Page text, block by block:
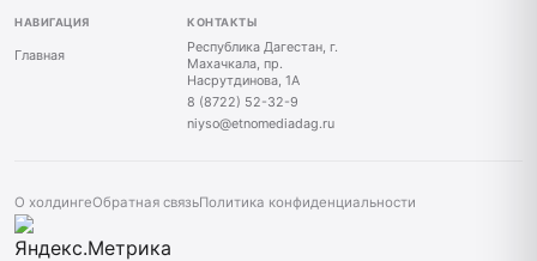
НАВИГАЦИЯ
Главная
КОНТАКТЫ
Республика Дагестан, г.
Махачкала, пр.
Насрутдинова, 1А
8 (8722) 52-32-9
niyso@etnomediadag.ru
О холдингеОбратная связьПолитика конфиденциальности